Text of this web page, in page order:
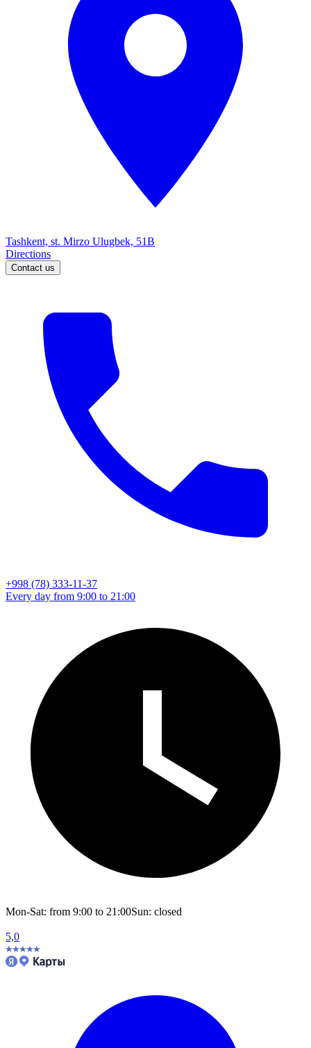
Tashkent, st. Mirzo Ulugbek, 51B
Directions
Contact us
+998 (78) 333-11-37
Every day from 9:00 to 21:00
Mon-Sat: from 9:00 to 21:00Sun: closed
5,0